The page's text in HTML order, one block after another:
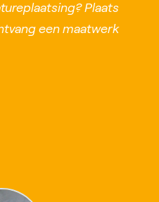
Plaats
een maatwerk